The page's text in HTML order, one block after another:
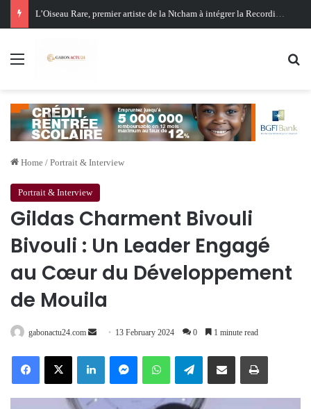
Menu
Home / Portrait & Interview
Portrait & Interview
Gildas Charment Bivouli
Bivouli : Un Leader Engagé
au Cœur du Développement
de Mouila
gabonactu24.com
Send 13 February 2024 0 1 minute read
FacebookX LinkedInMessengerWhatsAppTelegramShare via Email Print